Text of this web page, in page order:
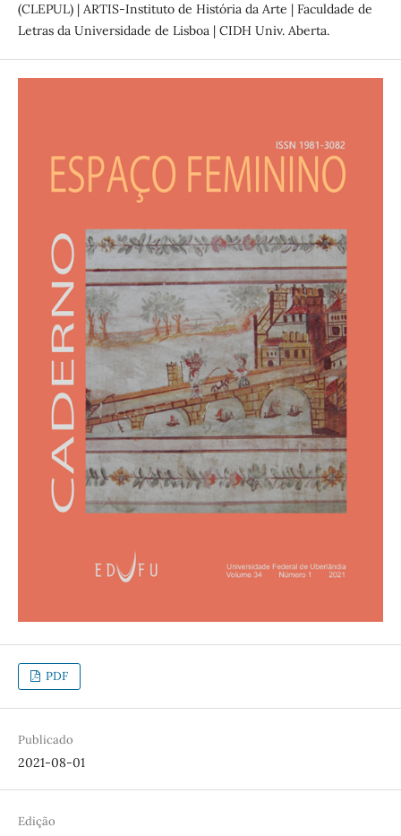
(CLEPUL) | ARTIS-Instituto de História da Arte | Faculdade de
Letras da Universidade de Lisboa | CIDH Univ. Aberta.
PDF
Publicado
2021-08-01
Edição